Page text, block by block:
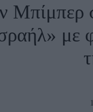
Celebrities
Συνεντεύξεις
Ask the
Μπίμπερ